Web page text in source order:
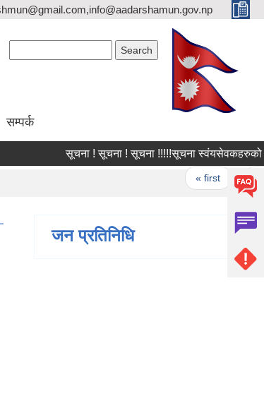
सम्पर्क
सूचना ! सूचना ! सूचना !!!!!सूचना स्वंयसेवकहरुको
« first ‹
जन प्रतिनिधि